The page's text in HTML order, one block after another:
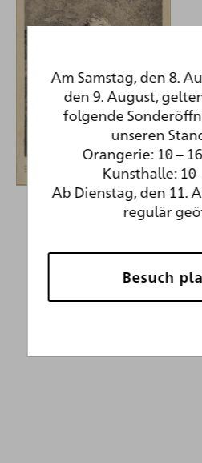
Jean Etienne
Die kranke Katze
Am Samstag, den 8.
den 9. August,
folgende
unseren
Orangerie: 10 –
Kunsthalle: 10
Ab Dienstag, den 11.
regulär
Besuch